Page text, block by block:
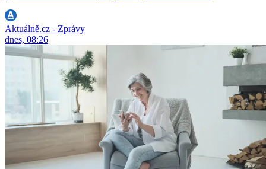
Aktuálně.cz - Zprávy
dnes, 08:26